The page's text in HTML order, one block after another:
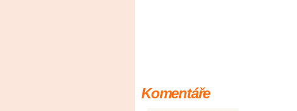
Komentáře